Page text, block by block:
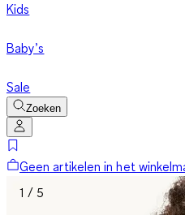
Kids
Baby’s
Sale
Zoeken
Geen artikelen in het
1 / 5